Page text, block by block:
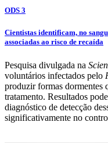
ODS 3
Cientistas identificam, no
associadas ao risco de recaída
Pesquisa divulgada na
voluntários infectados pelo
produzir formas dormentes
tratamento. Resultados
diagnóstico de detecção
significativamente no